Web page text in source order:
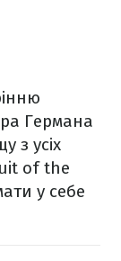
Германа
з усіх
of the
у себе